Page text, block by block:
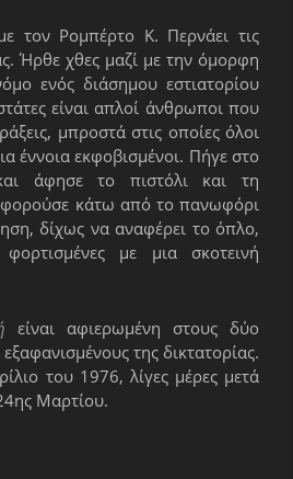
τον Ρομπέρτο Κ. Περνάει τις
Ήρθε χθες μαζί με την όμορφη
ενός διάσημου εστιατορίου
είναι απλοί άνθρωποι που
μπροστά στις οποίες όλοι
έννοια εκφοβισμένοι. Πήγε στο
άφησε το πιστόλι και τη
κάτω από το πανωφόρι
δίχως να αναφέρει το όπλο,
φορτισμένες με μια σκοτεινή
είναι αφιερωμένη στους δύο
της δικτατορίας.
του 1976, λίγες μέρες μετά
Μαρτίου.